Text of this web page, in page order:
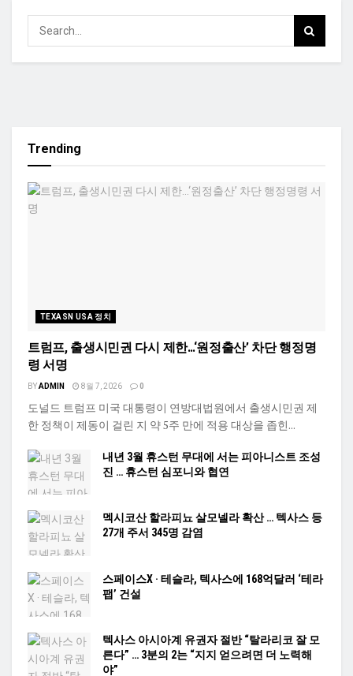
Trending
TEXASN USA 정치
트럼프, 출생시민권 다시 제한…‘원정출산’ 차단 행정명
령 서명
BYADMIN 8월 7, 2026 0
도널드 트럼프 미국 대통령이 연방대법원에서 출생시민권 제
한 정책이 제동이 걸린 지 약 5주 만에 적용 대상을 좁힌...
내년 3월 휴스턴 무대에 서는 피아니스트 조성
진 … 휴스턴 심포니와 협연
멕시코산 할라피뇨 살모넬라 확산 … 텍사스 등
27개 주서 345명 감염
스페이스X · 테슬라, 텍사스에 168억달러 ‘테라
팹’ 건설
텍사스 아시아계 유권자 절반 “탈라리코 잘 모
른다” … 3분의 2는 “지지 얻으려면 더 노력해
야”